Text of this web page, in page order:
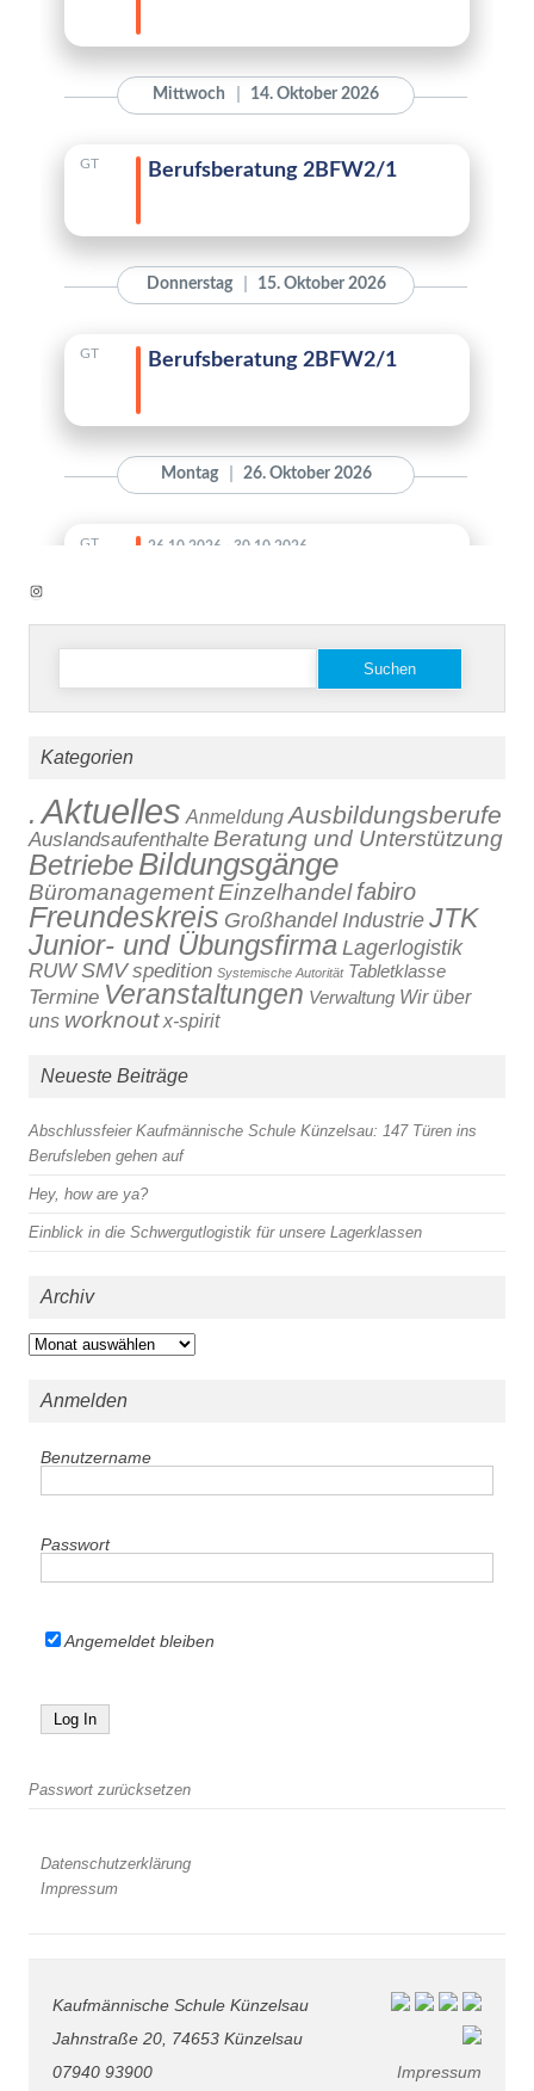
Instagram
Suchen
Kategorien
. Aktuelles Anmeldung Ausbildungsberufe
Auslandsaufenthalte Beratung und Unterstützung
BetriebeBildungsgänge
BüromanagementEinzelhandel fabiro
Freundeskreis Großhandel Industrie JTK
Junior- und Übungsfirma Lagerlogistik
RUW SMV spedition Systemische Autorität Tabletklasse
Termine Veranstaltungen Verwaltung Wir über
uns worknout x-spirit
Neueste Beiträge
Abschlussfeier Kaufmännische Schule Künzelsau: 147 Türen ins
Berufsleben gehen auf
Hey, how are ya?
Einblick in die Schwergutlogistik für unsere Lagerklassen
Archiv
Archiv
Anmelden
Benutzername
Passwort
Angemeldet bleiben
Passwort zurücksetzen
Datenschutzerklärung
Impressum
Kaufmännische Schule Künzelsau
Jahnstraße 20, 74653 Künzelsau
07940 93900
Impressum